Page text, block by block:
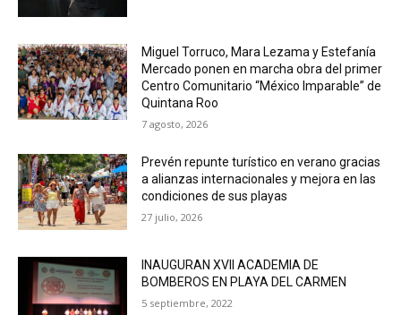
Miguel Torruco, Mara Lezama y Estefanía
Mercado ponen en marcha obra del primer
Centro Comunitario “México Imparable” de
Quintana Roo
7 agosto, 2026
Prevén repunte turístico en verano gracias
a alianzas internacionales y mejora en las
condiciones de sus playas
27 julio, 2026
INAUGURAN XVII ACADEMIA DE
BOMBEROS EN PLAYA DEL CARMEN
5 septiembre, 2022